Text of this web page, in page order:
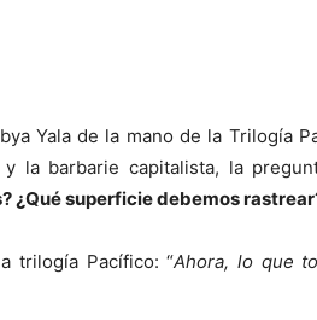
Yala de la mano de la Trilogía
la barbarie capitalista, la
¿Qué superficie debemos
trilogía Pacífico: “Ahora, lo que